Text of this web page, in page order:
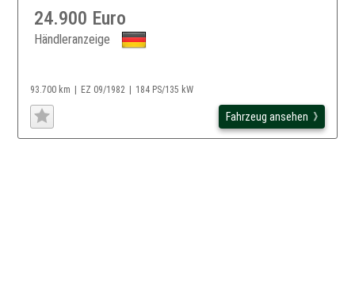
24.900 Euro
Händleranzeige
93.700 km EZ 09/1982 184 PS/135 kW
Fahrzeug ansehen